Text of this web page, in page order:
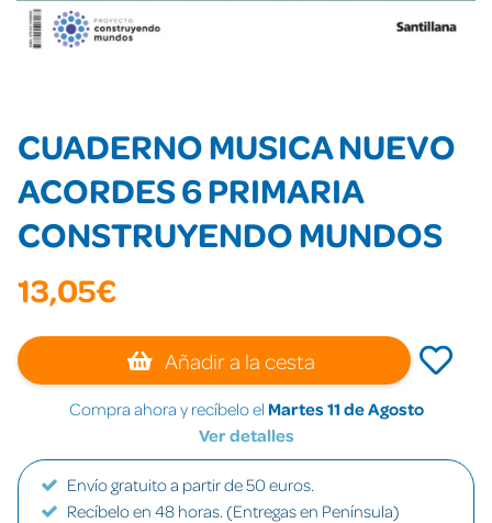
CUADERNO MUSICA NUEVO
ACORDES 6 PRIMARIA
CONSTRUYENDO MUNDOS
13,05€
Añadir a la cesta
Compra ahora y recíbelo el Martes 11 de Agosto
Ver detalles
Envío gratuito a partir de 50 euros.
Recíbelo en 48 horas. (Entregas en Península)